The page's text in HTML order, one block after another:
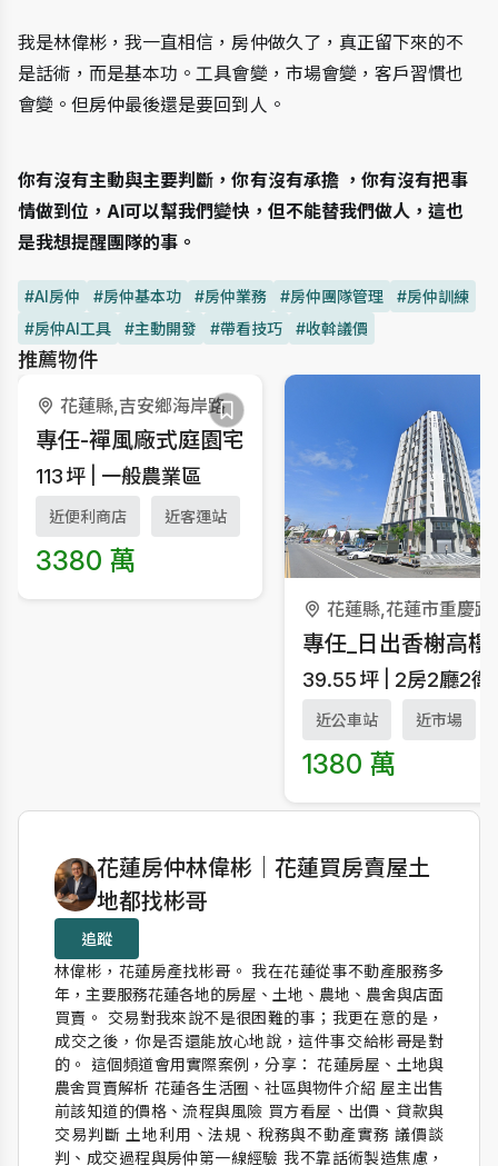
我是林偉彬，我一直相信，房仲做久了，真正留下來的不
是話術，而是基本功。工具會變，市場會變，客戶習慣也
會變。但房仲最後還是要回到人。
你有沒有主動與主要判斷，你有沒有承擔 ，你有沒有把事
情做到位，AI可以幫我們變快，但不能替我們做人，這也
是我想提醒團隊的事。
#AI房仲 #房仲基本功 #房仲業務 #房仲團隊管理
#房仲訓練
#房仲AI工具
#主動開發 #帶看技巧 #收斡議價
推薦物件
花蓮縣,吉安鄉海岸路
專任-襌風廠式庭園宅
113坪 一般農業區
近便利商店 近客運站
3380 萬
花蓮縣,花蓮市重慶路
39.55坪 2房2廳2衛
近公車站 近市場
1380 萬
作者資訊花蓮房仲林偉彬｜花蓮買房賣屋土
地都找彬哥
追蹤
林偉彬，花蓮房產找彬哥。 我在花蓮從事不動產服務多
年，主要服務花蓮各地的房屋、土地、農地、農舍與店面
買賣。 交易對我來說不是很困難的事；我更在意的是，
成交之後，你是否還能放心地說，這件事交給彬哥是對
的。 這個頻道會用實際案例，分享： 花蓮房屋、土地與
農舍買賣解析 花蓮各生活圈、社區與物件介紹 屋主出售
前該知道的價格、流程與風險 買方看屋、出價、貸款與
交易判斷 土地利用、法規、稅務與不動產實務 議價談
判、成交過程與房仲第一線經驗 我不靠話術製造焦慮，